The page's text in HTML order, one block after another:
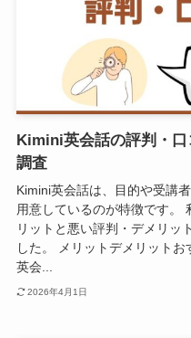
Kimini英会話の評判・
調査
Kimini英会話は、目的や受講
用意しているのが特徴です。
リットと悪い評判・デメリッ
した。 メリットデメリット
英会...
2026年4月1日